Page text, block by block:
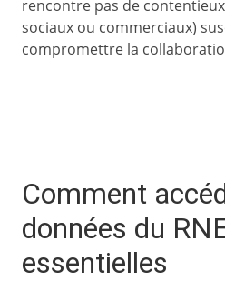
rencontre pas de
sociaux ou commerciaux)
compromettre la
Comment
données du
essentielles